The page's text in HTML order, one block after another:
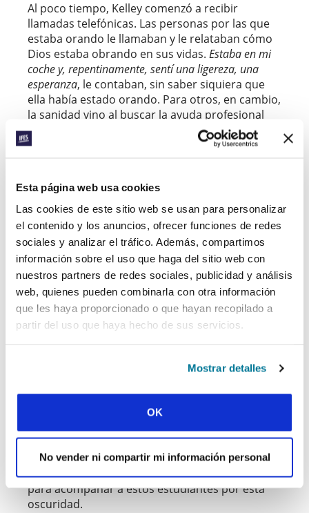
Esta página web usa cookies
Las cookies de este sitio web se usan para personalizar
el contenido y los anuncios, ofrecer funciones de redes
sociales y analizar el tráfico. Además, compartimos
información sobre el uso que haga del sitio web con
nuestros partners de redes sociales, publicidad y análisis
web, quienes pueden combinarla con otra información
que les haya proporcionado o que hayan recopilado a
partir del uso que haya hecho de sus servicios.
Mostrar detalles
OK
No vender ni compartir mi información personal
Al poco tiempo, Kelley comenzó a recibir
llamadas telefónicas. Las personas por las que
estaba orando le llamaban y le relataban cómo
Dios estaba obrando en sus vidas. Estaba en mi
coche y, repentinamente, sentí una ligereza, una
esperanza, le contaban, sin saber siquiera que
ella había estado orando. Para otros, en cambio,
la sanidad vino al buscar la ayuda profesional
que necesitaban. Algunos mejoraron por la
medicación, otros fueron a terapia y
apaño rápido, pero muchos de ellos
experimentaron mejoras y sanidad en el
transcurso de un año y medio.
Hoy en día, tan solo quedan nueve nombres en
la pared de Kelley.
Una aproximación holística
Con frecuencia, la recuperación de un
menos. La historia de Kelley muestra cómo Dios
ministerio proactivo y la oración persistente de
los obreros para sanar a muchos estudiantes.
Según los movimientos de IFES afrontan la
realidad de ministrar a una generación muy
afectada por problemas de salud mental,
debemos tomar una aproximación holística
para acompañar a estos estudiantes por esta
oscuridad.